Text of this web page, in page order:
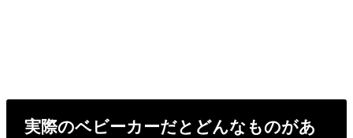
実際のベビーカーだとどんなものがあ